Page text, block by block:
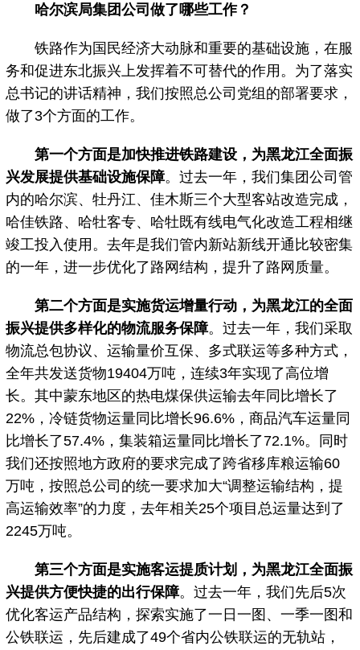
哈尔滨局集团公司做了哪些工作？
铁路作为国民经济大动脉和重要的基础设施，在服
务和促进东北振兴上发挥着不可替代的作用。为了落实
总书记的讲话精神，我们按照总公司党组的部署要求，
做了3个方面的工作。
第一个方面是加快推进铁路建设，为黑龙江全面振
兴发展提供基础设施保障。过去一年，我们集团公司管
内的哈尔滨、牡丹江、佳木斯三个大型客站改造完成，
哈佳铁路、哈牡客专、哈牡既有线电气化改造工程相继
竣工投入使用。去年是我们管内新站新线开通比较密集
的一年，进一步优化了路网结构，提升了路网质量。
第二个方面是实施货运增量行动，为黑龙江的全面
振兴提供多样化的物流服务保障。过去一年，我们采取
物流总包协议、运输量价互保、多式联运等多种方式，
全年共发送货物19404万吨，连续3年实现了高位增
长。其中蒙东地区的热电煤保供运输去年同比增长了
22%，冷链货物运量同比增长96.6%，商品汽车运量同
比增长了57.4%，集装箱运量同比增长了72.1%。同时
我们还按照地方政府的要求完成了跨省移库粮运输60
万吨，按照总公司的统一要求加大“调整运输结构，提
高运输效率”的力度，去年相关25个项目总运量达到了
2245万吨。
第三个方面是实施客运提质计划，为黑龙江全面振
兴提供方便快捷的出行保障。过去一年，我们先后5次
优化客运产品结构，探索实施了一日一图、一季一图和
公铁联运，先后建成了49个省内公铁联运的无轨站，